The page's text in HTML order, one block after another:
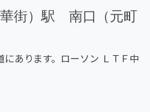
街）駅 南口（元町
あります。ローソン ＬＴＦ中